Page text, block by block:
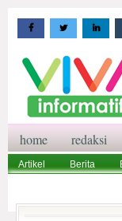
home redaksi
Artikel Berita